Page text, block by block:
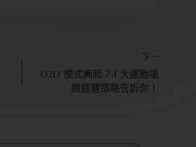
下一
O2O 模式興起？4 大運動場
館經營策略告訴你！